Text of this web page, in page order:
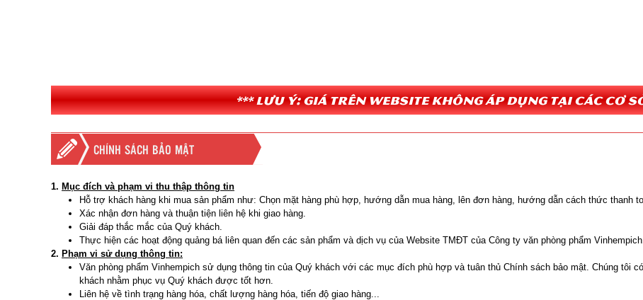
*** Lưu ý: Giá trên website không áp dụng tại các cơ
CHÍNH SÁCH BẢO MẬT
1. Mục đích và phạm vi thu thập thông tin
Hỗ trợ khách hàng khi mua sản phẩm như: Chọn mặt hàng phù hợp, hướng dẫn mua hàng, lên đơn hàng, hướng dẫn cách thức thanh
Xác nhận đơn hàng và thuận tiện liên hệ khi giao hàng.
Giải đáp thắc mắc của Quý khách.
Thực hiện các hoạt động quảng bá liên quan đến các sản phẩm và dịch vụ của Website TMĐT của Công ty văn phòng phẩm
2. Phạm vi sử dụng thông tin:
Văn phòng phẩm Vinhempich sử dụng thông tin của Quý khách với các mục đích phù hợp và tuân thủ Chính sách bảo mật. Chúng tôi
khách nhằm phục vụ Quý khách được tốt hơn.
Liên hệ về tình trạng hàng hóa, chất lượng hàng hóa, tiến độ giao hàng...